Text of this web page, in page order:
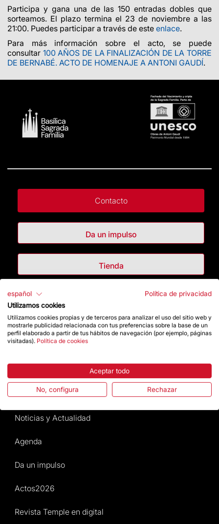
Participa y gana una de las 150 entradas dobles que
sorteamos. El plazo termina el 23 de noviembre a las
21:00. Puedes participar a través de este enlace.
Para más información sobre el acto, se puede
consultar 100 AÑOS DE LA FINALIZACIÓN DE LA TORRE
DE BERNABÉ. ACTO DE HOMENAJE A ANTONI GAUDÍ.
Contacto
Da un impulso
Tienda
Destacados
La Fundación
Normativa y condiciones de compra
Noticias y Actualidad
Agenda
Da un impulso
Actos2026
Revista Temple en digital
español
Política de privacidad
Utilizamos cookies
Utilizamos cookies propias y de terceros para analizar el uso del sitio web y
mostrarle publicidad relacionada con tus preferencias sobre la base de un
perfil elaborado a partir de tus hábitos de navegación (por ejemplo, páginas
visitadas). Política de cookies
Aceptar todo
No, configura Rechazar